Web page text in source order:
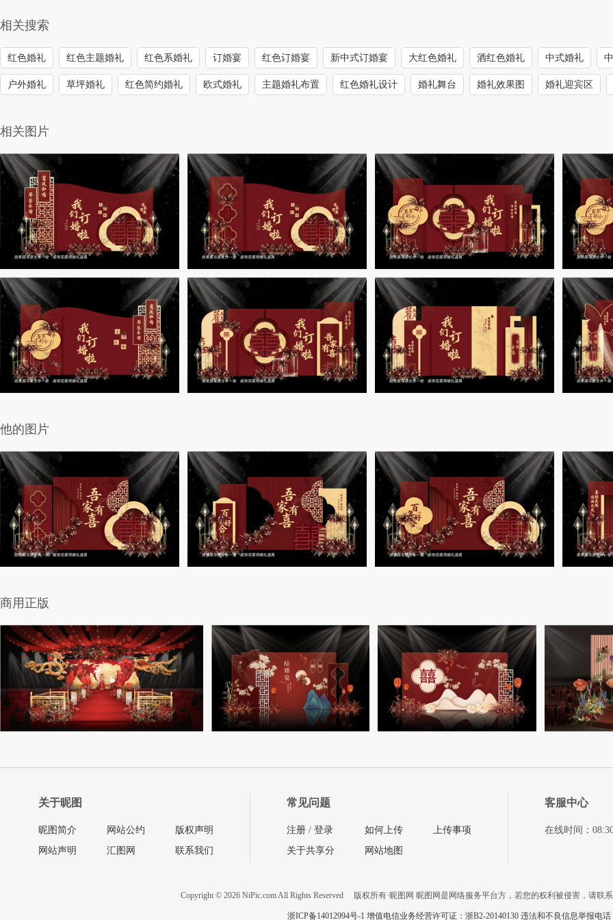
相关搜索
红色婚礼 红色主题婚礼 红色系婚礼 订婚宴 红色订婚宴 新中式订婚宴 大红色婚礼 酒红色婚礼 中式婚礼
户外婚礼 草坪婚礼 红色简约婚礼 欧式婚礼 主题婚礼布置 红色婚礼设计 婚礼舞台 婚礼效果图 婚礼迎宾区
相关图片
他的图片
商用正版
关于昵图
昵图简介
网站声明
网站公约
汇图网
版权声明
联系我们
常见问题
注册 / 登录
关于共享分
如何上传
网站地图
上传事项
客服中心
在线时间：
Copyright © 2026 NiPic.com All Rights Reserved 版权所有·昵图网 昵图网是网络服务平台方，若您的权利被侵害，请联
浙ICP备14012994号-1 增值电信业务经营许可证：浙B2-20140130 违法和不良信息举报电话